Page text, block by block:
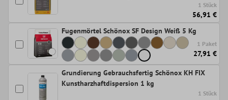
1 Stück
56,91 €
Fugenmörtel Schönox SF Design Weiß 5 Kg
1 Paket
27,91 €
Grundierung Gebrauchsfertig Schönox KH FIX
Kunstharzhaftdispersion 1 kg
1 Stück